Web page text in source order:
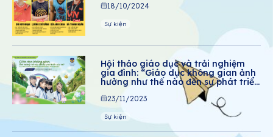
18/10/2024
Sự kiện
Hội thảo giáo dục và trải nghiệm
gia đình: “Giáo dục không gian ảnh
hưởng như thế nào đến sự phát triển
23/11/2023
Sự kiện